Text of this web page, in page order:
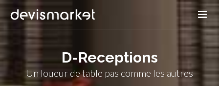
D-Receptions
Un loueur de table pas comme les autres